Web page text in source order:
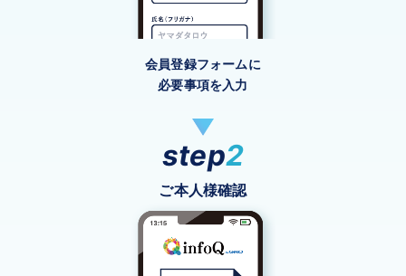
会員登録フォームに
必要事項を入力
step2
ご本人様確認